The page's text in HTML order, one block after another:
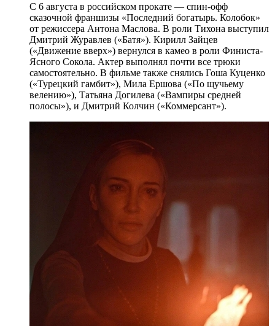
С 6 августа в российском прокате — спин-офф
сказочной франшизы «Последний богатырь. Колобок»
от режиссера Антона Маслова. В роли Тихона выступил
Дмитрий Журавлев («Батя»). Кирилл Зайцев
(«Движение вверх») вернулся в камео в роли Финиста-
Ясного Сокола. Актер выполнял почти все трюки
самостоятельно. В фильме также снялись Гоша Куценко
(«Турецкий гамбит»), Мила Ершова («По щучьему
велению»), Татьяна Догилева («Вампиры средней
полосы»), и Дмитрий Колчин («Коммерсант»).